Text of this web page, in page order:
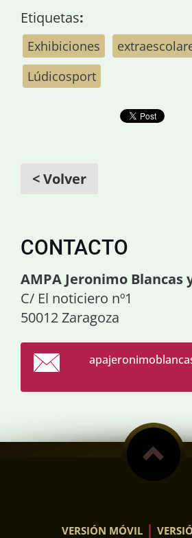
Etiquetas:
Exhibiciones
Lúdicosport
< Volver
CONTACTO
AMPA Jeronimo Blancas
C/ El noticiero nº1
50012 Zaragoza
apajeronimoblanc
VERSIÓN MÓVIL |